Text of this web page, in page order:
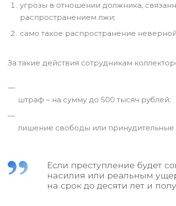
угрозы в отношении должника,
распространением лжи;
само такое распространение
За такие действия сотрудникам
штраф – на сумму до 500 тысяч рублей;
лишение свободы или принудительные
Если преступление будет
насилия или реальным
на срок до десяти лет и